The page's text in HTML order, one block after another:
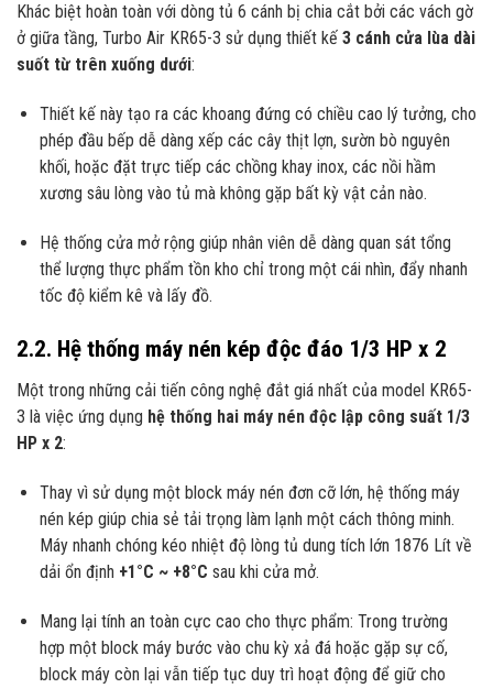
Khác biệt hoàn toàn với dòng tủ 6 cánh bị chia cắt bởi các vách gờ
ở giữa tầng, Turbo Air KR65-3 sử dụng thiết kế 3 cánh cửa lùa dài
suốt từ trên xuống dưới:
Thiết kế này tạo ra các khoang đứng có chiều cao lý tưởng, cho
phép đầu bếp dễ dàng xếp các cây thịt lợn, sườn bò nguyên
khối, hoặc đặt trực tiếp các chồng khay inox, các nồi hầm
xương sâu lòng vào tủ mà không gặp bất kỳ vật cản nào.
Hệ thống cửa mở rộng giúp nhân viên dễ dàng quan sát tổng
thể lượng thực phẩm tồn kho chỉ trong một cái nhìn, đẩy nhanh
tốc độ kiểm kê và lấy đồ.
2.2. Hệ thống máy nén kép độc đáo 1/3 HP x 2
Một trong những cải tiến công nghệ đắt giá nhất của model KR65-
3 là việc ứng dụng hệ thống hai máy nén độc lập công suất 1/3
HP x 2:
Thay vì sử dụng một block máy nén đơn cỡ lớn, hệ thống máy
nén kép giúp chia sẻ tải trọng làm lạnh một cách thông minh.
Máy nhanh chóng kéo nhiệt độ lòng tủ dung tích lớn 1876 Lít về
dải ổn định +1°C ~ +8°C sau khi cửa mở.
Mang lại tính an toàn cực cao cho thực phẩm: Trong trường
hợp một block máy bước vào chu kỳ xả đá hoặc gặp sự cố,
block máy còn lại vẫn tiếp tục duy trì hoạt động để giữ cho